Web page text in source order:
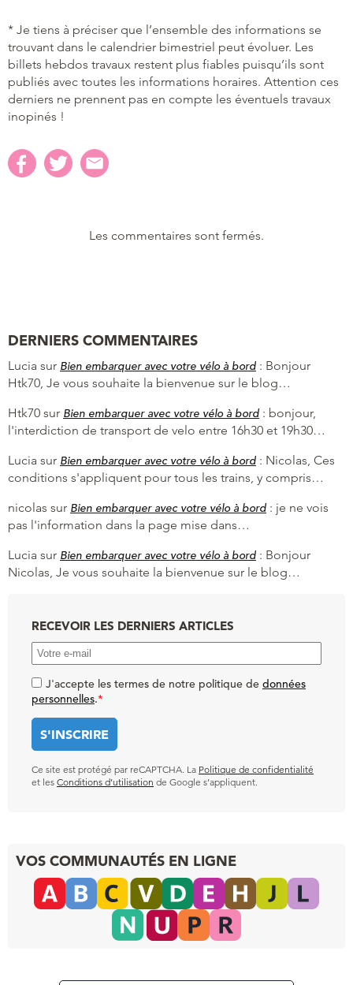
* Je tiens à préciser que l’ensemble des informations se
trouvant dans le calendrier bimestriel peut évoluer. Les
billets hebdos travaux restent plus fiables puisqu’ils sont
publiés avec toutes les informations horaires. Attention ces
derniers ne prennent pas en compte les éventuels travaux
inopinés !
Les commentaires sont fermés.
DERNIERS COMMENTAIRES
Lucia sur Bien embarquer avec votre vélo à bord : Bonjour
Htk70, Je vous souhaite la bienvenue sur le blog…
Htk70 sur Bien embarquer avec votre vélo à bord : bonjour,
l'interdiction de transport de velo entre 16h30 et 19h30…
Lucia sur Bien embarquer avec votre vélo à bord : Nicolas, Ces
conditions s'appliquent pour tous les trains, y compris…
nicolas sur Bien embarquer avec votre vélo à bord : je ne vois
pas l'information dans la page mise dans…
Lucia sur Bien embarquer avec votre vélo à bord : Bonjour
Nicolas, Je vous souhaite la bienvenue sur le blog…
RECEVOIR LES DERNIERS ARTICLES
J'accepte les termes de notre politique de données
personnelles.*
Ce site est protégé par reCAPTCHA. La Politique de confidentialité
et les Conditions d’utilisation de Google s’appliquent.
VOS COMMUNAUTÉS EN LIGNE